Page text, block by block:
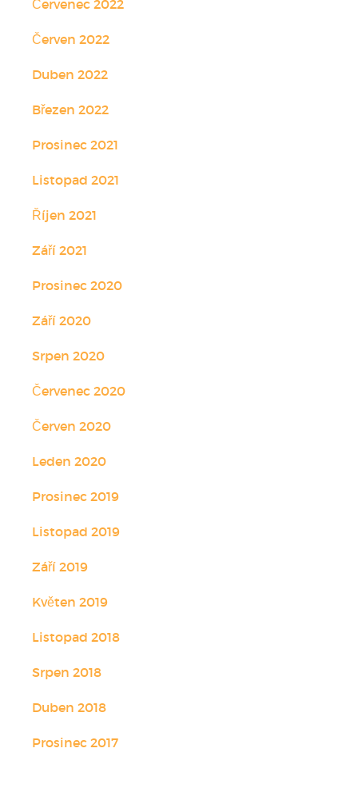
Červenec 2022
Červen 2022
Duben 2022
Březen 2022
Prosinec 2021
Listopad 2021
Říjen 2021
Září 2021
Prosinec 2020
Září 2020
Srpen 2020
Červenec 2020
Červen 2020
Leden 2020
Prosinec 2019
Listopad 2019
Září 2019
Květen 2019
Listopad 2018
Srpen 2018
Duben 2018
Prosinec 2017